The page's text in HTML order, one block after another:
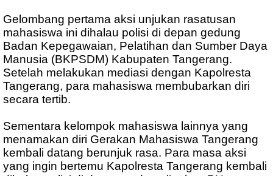
Gelombang pertama aksi unjukan rasatusan
mahasiswa ini dihalau polisi di depan gedung
Badan Kepegawaian, Pelatihan dan Sumber Daya
Manusia (BKPSDM) Kabupaten Tangerang.
Setelah melakukan mediasi dengan Kapolresta
Tangerang, para mahasiswa membubarkan diri
secara tertib.
Sementara kelompok mahasiswa lainnya yang
menamakan diri Gerakan Mahasiswa Tangerang
kembali datang berunjuk rasa. Para masa aksi
yang ingin bertemu Kapolresta Tangerang kembali